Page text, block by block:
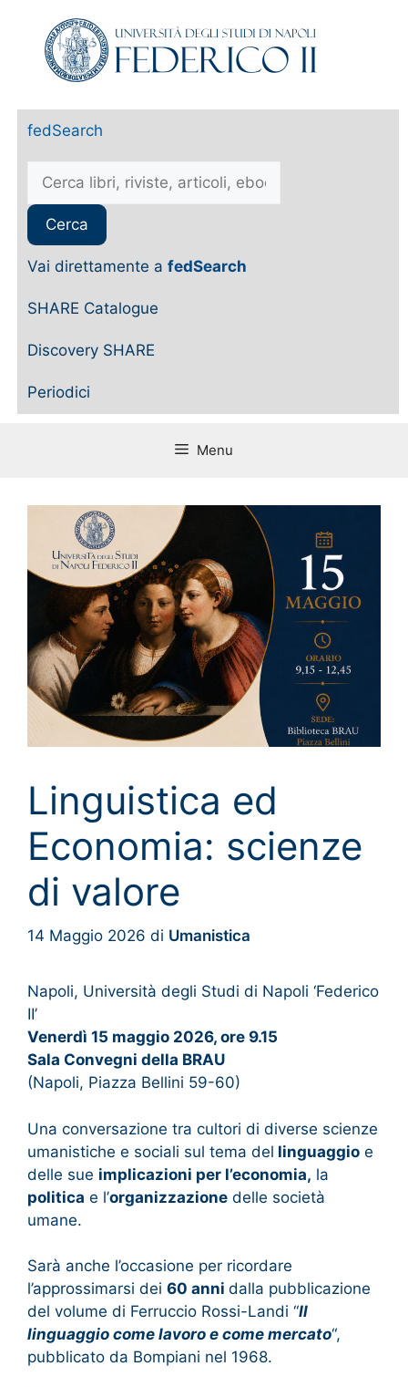
fedSearch
Vai direttamente a fedSearch
SHARE Catalogue
Discovery SHARE
Periodici
Menu
Linguistica ed
Economia: scienze
di valore
14 Maggio 2026 di Umanistica
Napoli, Università degli Studi di Napoli ‘Federico
II’
Venerdì 15 maggio 2026, ore 9.15
Sala Convegni della BRAU
(Napoli, Piazza Bellini 59-60)
Una conversazione tra cultori di diverse scienze
umanistiche e sociali sul tema del linguaggio e
delle sue implicazioni per l’economia, la
politica e l’organizzazione delle società
umane.
Sarà anche l’occasione per ricordare
l’approssimarsi dei 60 anni dalla pubblicazione
del volume di Ferruccio Rossi-Landi “Il
linguaggio come lavoro e come mercato“,
pubblicato da Bompiani nel 1968.